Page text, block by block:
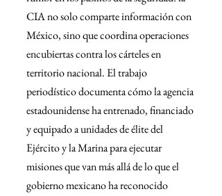
CIA no solo comparte información con
México, sino que coordina operaciones
encubiertas contra los cárteles en
territorio nacional. El trabajo
periodístico documenta cómo la agencia
estadounidense ha entrenado, financiado
y equipado a unidades de élite del
Ejército y la Marina para ejecutar
misiones que van más allá de lo que el
gobierno mexicano ha reconocido